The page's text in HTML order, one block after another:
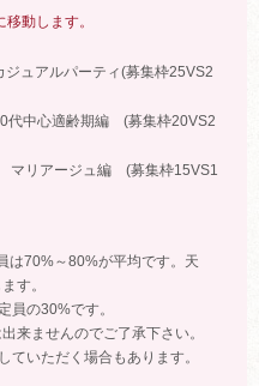
動します。
ュアルパーティ(募集枠25VS2
中心適齢期編 (募集枠20VS2
リアージュ編 (募集枠15VS1
70%～80%が平均です。天
す。
員の30%です。
来ませんのでご了承下さい。
いただく場合もあります。